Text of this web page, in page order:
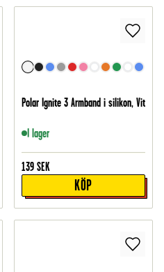
Polar Ignite 3 Armband i silikon, Vit
I lager
139 SEK
KÖP